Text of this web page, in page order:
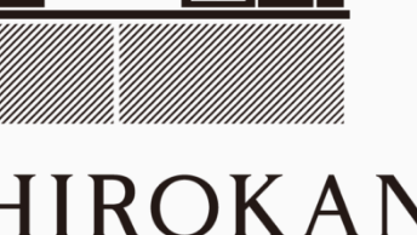
メ
イ
ン
コ
テ
ン